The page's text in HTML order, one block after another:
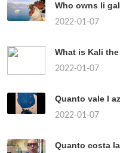
Who owns li
2022-01-07
What is Kali
2022-01-07
Quanto vale l
2022-01-07
Quanto costa